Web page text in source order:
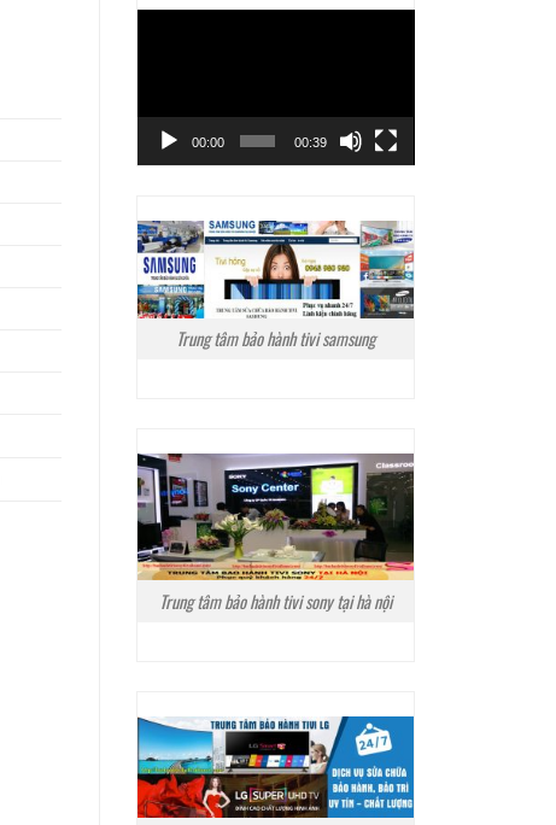
00:00 00:39
Trung tâm bảo hành tivi samsung
Trung tâm bảo hành tivi sony tại hà nội